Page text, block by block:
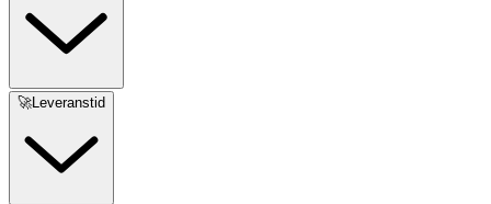
🚀Leveranstid